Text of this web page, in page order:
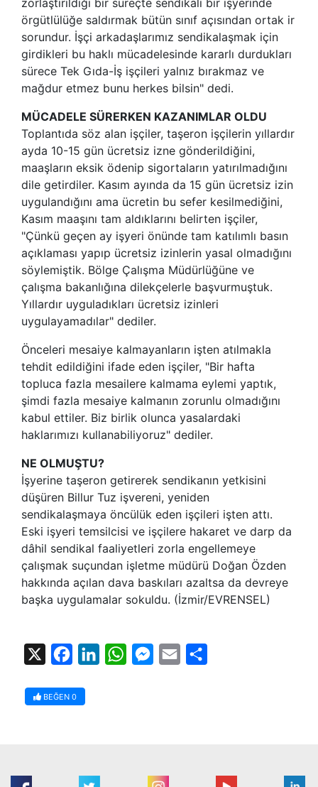
örgütlülüğe saldırmak bütün sınıf açısından ortak ir
sorundur. İşçi arkadaşlarımız sendikalaşmak için
girdikleri bu haklı mücadelesinde kararlı durdukları
sürece Tek Gıda-İş işçileri yalnız bırakmaz ve
mağdur etmez bunu herkes bilsin" dedi.
MÜCADELE SÜRERKEN KAZANIMLAR OLDU
Toplantıda söz alan işçiler, taşeron işçilerin yıllardır
ayda 10-15 gün ücretsiz izne gönderildiğini,
maaşların eksik ödenip sigortaların yatırılmadığını
dile getirdiler. Kasım ayında da 15 gün ücretsiz izin
uygulandığını ama ücretin bu sefer kesilmediğini,
Kasım maaşını tam aldıklarını belirten işçiler,
"Çünkü geçen ay işyeri önünde tam katılımlı basın
açıklaması yapıp ücretsiz izinlerin yasal olmadığını
söylemiştik. Bölge Çalışma Müdürlüğüne ve
çalışma bakanlığına dilekçelerle başvurmuştuk.
Yıllardır uyguladıkları ücretsiz izinleri
uygulayamadılar" dediler.
Önceleri mesaiye kalmayanların işten atılmakla
tehdit edildiğini ifade eden işçiler, "Bir hafta
topluca fazla mesailere kalmama eylemi yaptık,
şimdi fazla mesaiye kalmanın zorunlu olmadığını
kabul ettiler. Biz birlik olunca yasalardaki
haklarımızı kullanabiliyoruz" dediler.
NE OLMUŞTU?
İşyerine taşeron getirerek sendikanın yetkisini
düşüren Billur Tuz işvereni, yeniden
sendikalaşmaya öncülük eden işçileri işten attı.
Eski işyeri temsilcisi ve işçilere hakaret ve darp da
dâhil sendikal faaliyetleri zorla engellemeye
çalışmak suçundan işletme müdürü Doğan Özden
hakkında açılan dava baskıları azaltsa da devreye
başka uygulamalar sokuldu. (İzmir/EVRENSEL)
FacebookLinkedInWhatsAppMessenger
Email
BEĞEN 0